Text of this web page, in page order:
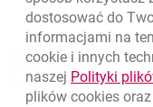
Nawigacja
Zadzwoń do nas
801 331
(+48) 22 598 40 40
dostosować do
informacjami na
cookie i innych
naszej Polityki
plików cookies